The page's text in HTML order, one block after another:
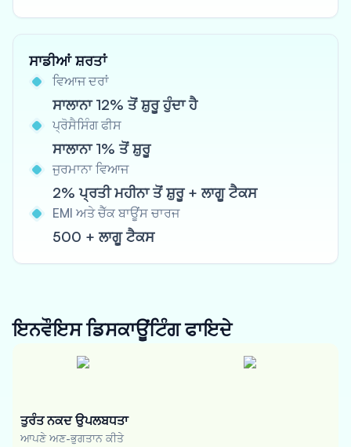
ਸਾਡੀਆਂ ਸ਼ਰਤਾਂ
ਵਿਆਜ ਦਰਾਂ
ਸਾਲਾਨਾ 12% ਤੋਂ ਸ਼ੁਰੂ ਹੁੰਦਾ ਹੈ
ਪ੍ਰੋਸੈਸਿੰਗ ਫੀਸ
ਸਾਲਾਨਾ 1% ਤੋਂ ਸ਼ੁਰੂ
ਜੁਰਮਾਨਾ ਵਿਆਜ
2% ਪ੍ਰਤੀ ਮਹੀਨਾ ਤੋਂ ਸ਼ੁਰੂ + ਲਾਗੂ ਟੈਕਸ
EMI ਅਤੇ ਚੈੱਕ ਬਾਊਂਸ ਚਾਰਜ
500 + ਲਾਗੂ ਟੈਕਸ
ਇਨਵੌਇਸ ਡਿਸਕਾਊਂਟਿੰਗਫਾਇਦੇ
ਤੁਰੰਤ ਨਕਦ ਉਪਲਬਧਤਾ
ਆਪਣੇ ਅਣ-ਭੁਗਤਾਨ ਕੀਤੇ